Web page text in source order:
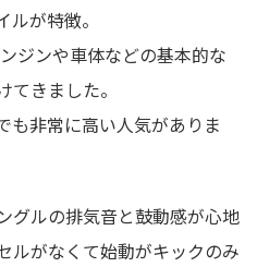
が特徴。
ジンや車体などの基本的な
きました。
も非常に高い人気がありま
グルの排気音と鼓動感が心地
ルがなくて始動がキックのみ